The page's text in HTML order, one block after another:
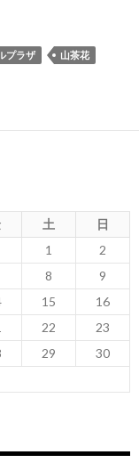
プラザ
山茶花
土
日
1
2
8
9
15
16
22
23
29
30